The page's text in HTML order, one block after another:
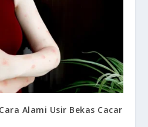
Alami Usir Bekas Cacar